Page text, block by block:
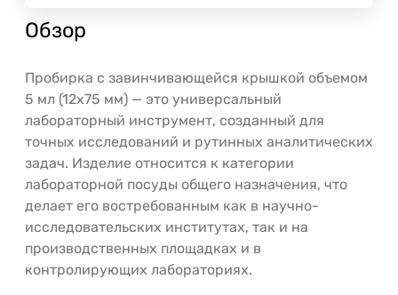
Обзор
Пробирка с завинчивающейся крышкой объемом
5 мл (12х75 мм) — это универсальный
лабораторный инструмент, созданный для
точных исследований и рутинных аналитических
задач. Изделие относится к категории
лабораторной посуды общего назначения, что
делает его востребованным как в научно-
исследовательских институтах, так и на
производственных площадках и в
контролирующих лабораториях.